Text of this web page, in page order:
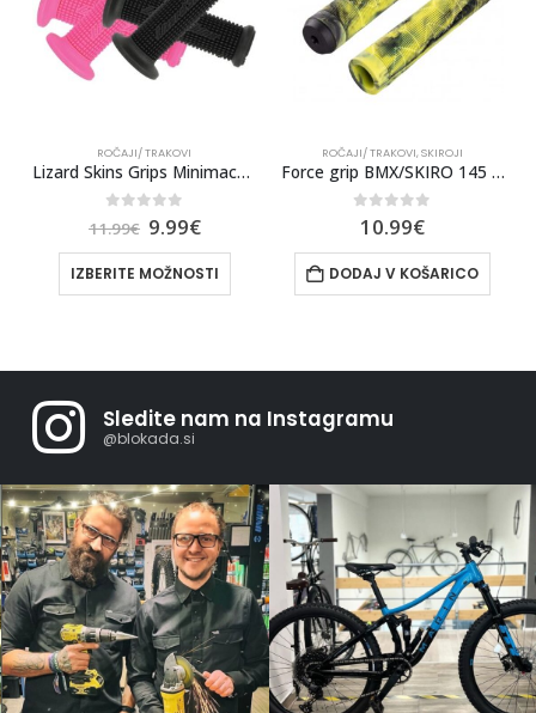
ROČAJI/ TRAKOVI,SKIROJI
Force grip BMX/SKIRO 145 guma s čepi
out of 5
10.99€
DODAJ V KOŠARICO
ROČAJI/ TRAKOVI
Gripi FORCE ROSS, Črna-Siva
0out of 5
8.99€
DODAJ V KOŠARICO
Sledite nam na Instagramu
@blokada.si